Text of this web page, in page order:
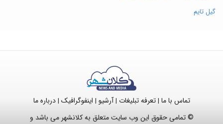
گیل تایم
تماس با ما |تعرفه تبلیغات |آرشیو | اینفوگرافیک |درباره ما
© تمامی حقوق این وب سایت متعلق به کلانشهر می باشد و